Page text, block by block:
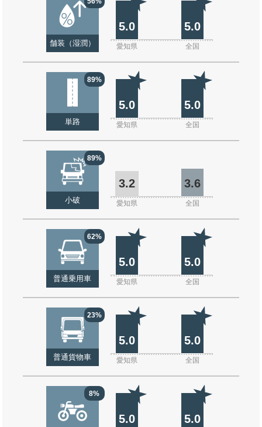
舗装（湿潤）
5.0 5.0
愛知県 全国
89%
単路
5.0 5.0
愛知県 全国
89%
小破
3.2 3.6
愛知県 全国
62%
普通乗用車
5.0 5.0
愛知県 全国
23%
普通貨物車
5.0 5.0
愛知県 全国
8%
5.0 5.0